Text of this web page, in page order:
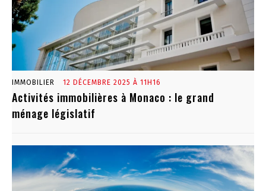
IMMOBILIER 12 DÉCEMBRE 2025 À 11H16
Activités immobilières à Monaco : le grand
ménage législatif